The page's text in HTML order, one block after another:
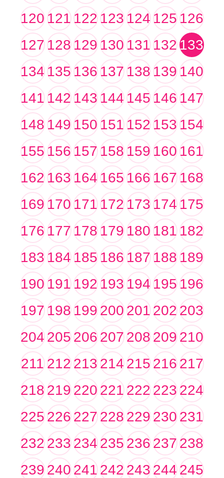
120121122123124125126
127128129130131132133
134135136137138139140
141142143144145146147
148149150151152153154
155156157158159160161
162163164165166167168
169170171172173174175
176177178179180181182
183184185186187188189
190191192193194195196
197198199200201202203
204205206207208209210
211212213214215216217
218219220221222223224
225226227228229230231
232233234235236237238
239240241242243244245